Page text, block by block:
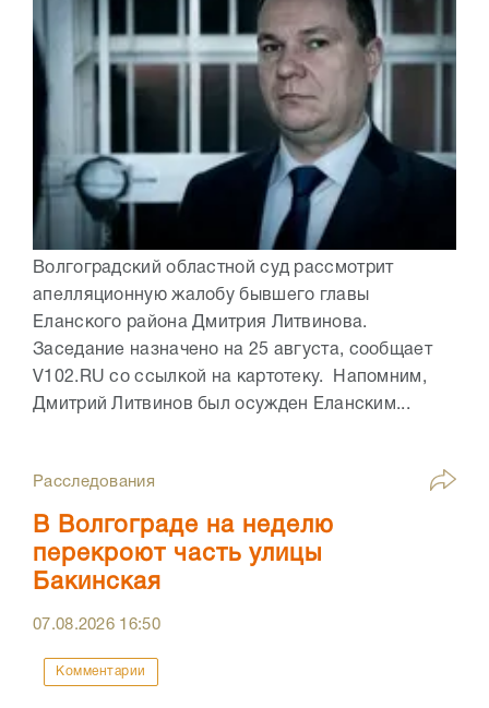
Волгоградский областной суд рассмотрит
апелляционную жалобу бывшего главы
Еланского района Дмитрия Литвинова.
Заседание назначено на 25 августа, сообщает
V102.RU со ссылкой на картотеку. Напомним,
Дмитрий Литвинов был осужден Еланским...
Расследования
В Волгограде на неделю
перекроют часть улицы
Бакинская
07.08.2026 16:50
Комментарии